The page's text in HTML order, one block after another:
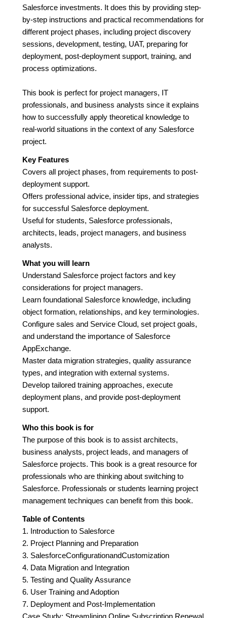
Salesforce investments. It does this by providing step-
by-step instructions and practical recommendations for
different project phases, including project discovery
sessions, development, testing, UAT, preparing for
deployment, post-deployment support, training, and
process optimizations.
This book is perfect for project managers, IT
professionals, and business analysts since it explains
how to successfully apply theoretical knowledge to
real-world situations in the context of any Salesforce
project.
Key Features
Covers all project phases, from requirements to post-
deployment support.
Offers professional advice, insider tips, and strategies
for successful Salesforce deployment.
Useful for students, Salesforce professionals,
architects, leads, project managers, and business
analysts.
What you will learn
Understand Salesforce project factors and key
considerations for project managers.
Learn foundational Salesforce knowledge, including
object formation, relationships, and key terminologies.
Configure sales and Service Cloud, set project goals,
and understand the importance of Salesforce
AppExchange.
Master data migration strategies, quality assurance
types, and integration with external systems.
Develop tailored training approaches, execute
deployment plans, and provide post-deployment
support.
Who this book is for
The purpose of this book is to assist architects,
business analysts, project leads, and managers of
Salesforce projects. This book is a great resource for
professionals who are thinking about switching to
Salesforce. Professionals or students learning project
management techniques can benefit from this book.
Table of Contents
1. Introduction to Salesforce
2. Project Planning and Preparation
3. SalesforceConfigurationandCustomization
4. Data Migration and Integration
5. Testing and Quality Assurance
6. User Training and Adoption
7. Deployment and Post-Implementation
Case Study: Streamlining Online Subscription Renewal